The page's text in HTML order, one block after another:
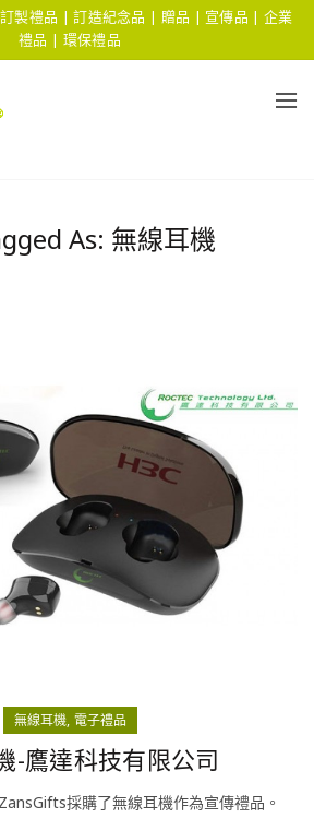
製禮品 | 訂造紀念品 | 贈品 | 宣傳品 | 企業
禮品 | 環保禮品
As: 無線耳機
無線耳機 電子禮品
-鷹達科技有限公司
採購了無線耳機作為宣傳禮品。